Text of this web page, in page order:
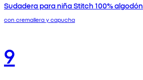
Sudadera para niña Stitch 100% algodón
con cremallera y capucha
9